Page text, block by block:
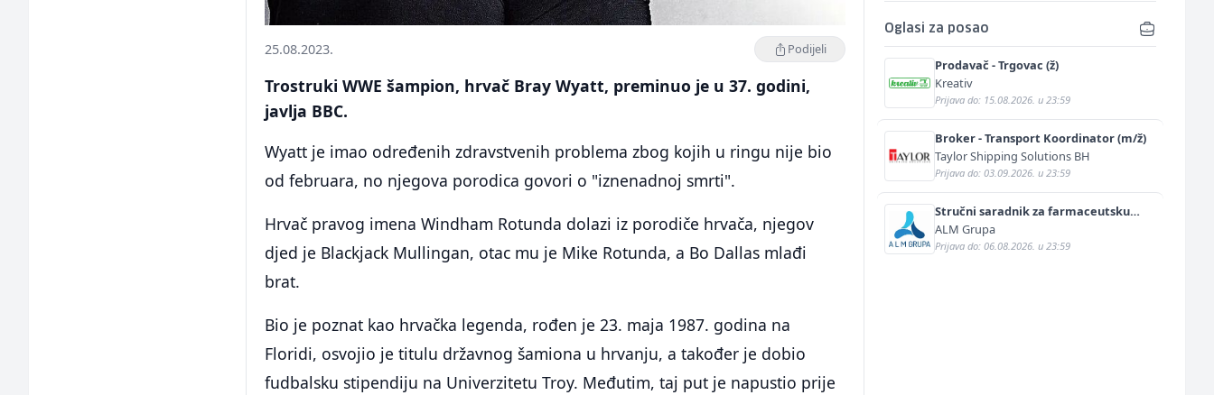
25.08.2023. Podijeli
Trostruki WWE šampion, hrvač Bray Wyatt, preminuo je u 37. godini,
javlja BBC.
Wyatt je imao određenih zdravstvenih problema zbog kojih u ringu nije bio
od februara, no njegova porodica govori o "iznenadnoj smrti".
Hrvač pravog imena Windham Rotunda dolazi iz porodiče hrvača, njegov
djed je Blackjack Mullingan, otac mu je Mike Rotunda, a Bo Dallas mlađi
brat.
Bio je poznat kao hrvačka legenda, rođen je 23. maja 1987. godina na
Floridi, osvojio je titulu državnog šamiona u hrvanju, a također je dobio
fudbalsku stipendiju na Univerzitetu Troy. Međutim, taj put je napustio prije
Oglasi za posao
Prodavač - Trgovac (ž)
Kreativ
Prijava do: 15.08.2026. u 23:59
Broker - Transport Koordinator (m/ž)
Taylor Shipping Solutions BH
Prijava do: 03.09.2026. u 23:59
Stručni saradnik za farmaceutsku
prodaju (m/ž)
ALM Grupa
Prijava do: 06.08.2026. u 23:59